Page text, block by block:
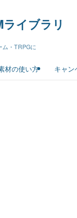
イブラリ
・TRPGに
材の使い方 キャン